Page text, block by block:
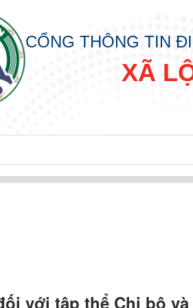
CỔNG THÔNG TIN
XÃ
với tập thể Chi bộ